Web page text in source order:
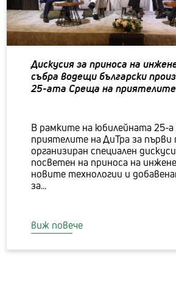
Дискусия за приноса на
събра водещи български
25-aта Среща на приятелите
В рамките на юбилейната 25-
приятелите на ДиТра за
организиран специален
посветен на приноса на
новите технологии и
за...
виж повече